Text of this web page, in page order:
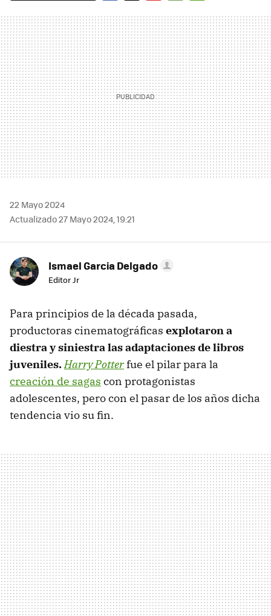
MAIL
22 Mayo 2024
Actualizado 27 Mayo 2024, 19:21
Ismael Garcia Delgado
Editor Jr
Para principios de la década pasada,
productoras cinematográficas explotaron a
diestra y siniestra las adaptaciones de libros
juveniles.Harry Potterfue el pilar para la
creación de sagas con protagonistas
adolescentes, pero con el pasar de los años dicha
tendencia vio su fin.